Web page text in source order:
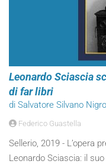
Leonardo Sciascia
di far libri
di Salvatore Silvano Nigro
Federico Guastella
Sellerio, 2019 - L’opera
Leonardo Sciascia: il